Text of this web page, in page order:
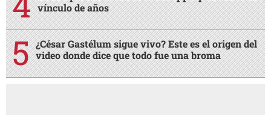
vínculo de años
¿César Gastélum sigue vivo? Este es el origen del
video donde dice que todo fue una broma